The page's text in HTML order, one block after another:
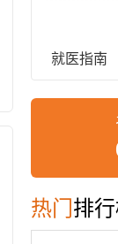
就医指南
热门 排